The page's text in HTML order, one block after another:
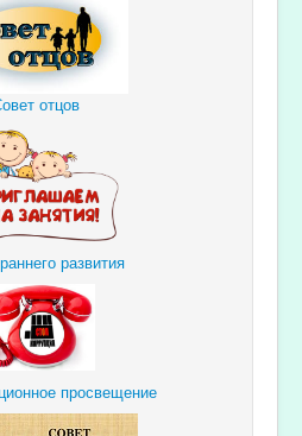
отцов
развития
просвещение